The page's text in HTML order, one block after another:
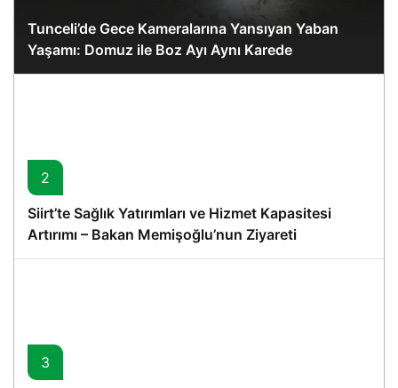
Tunceli’de Gece Kameralarına Yansıyan Yaban
Yaşamı: Domuz ile Boz Ayı Aynı Karede
2
Siirt’te Sağlık Yatırımları ve Hizmet Kapasitesi
Artırımı – Bakan Memişoğlu’nun Ziyareti
3